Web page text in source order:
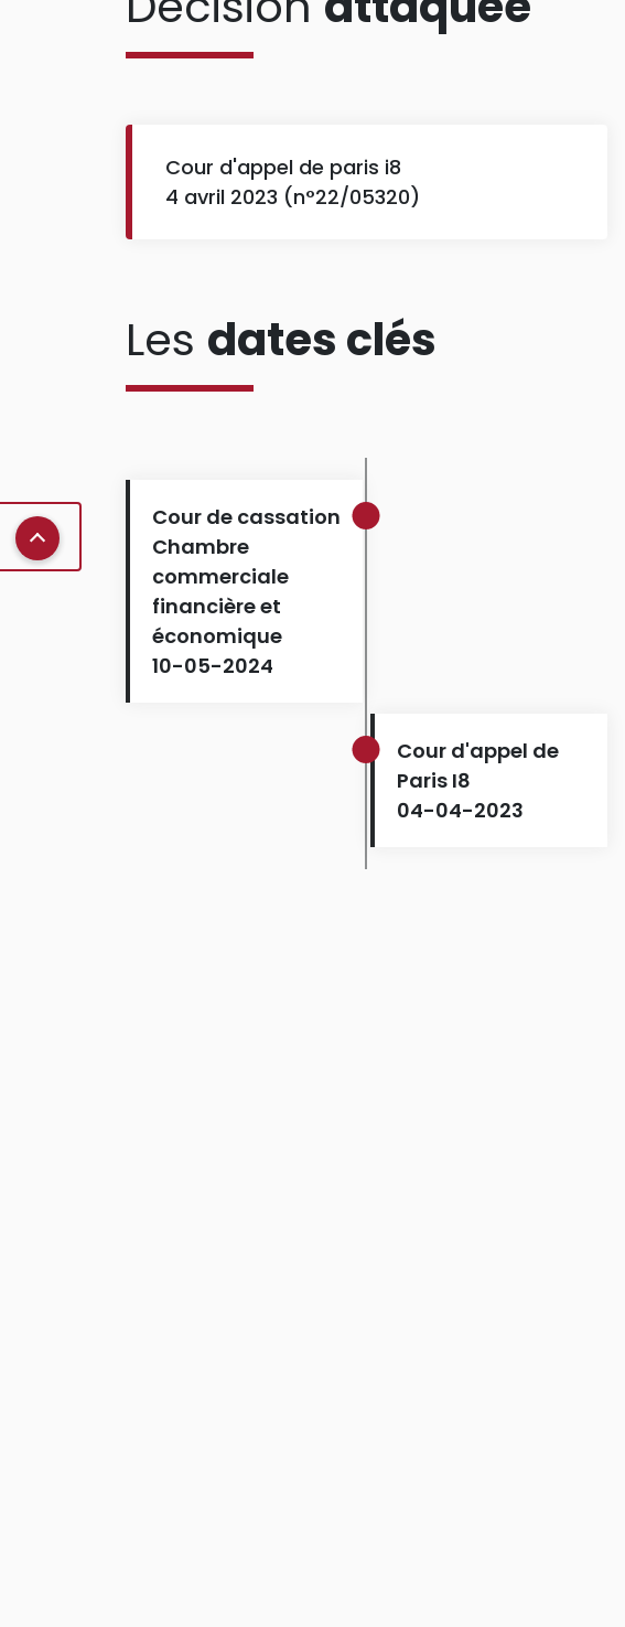
Cour d'appel de paris i8
4 avril 2023 (n°22/05320)
Les dates clés
Cour de cassation
Chambre
commerciale
financière et
économique
10-05-2024
Cour d'appel de
Paris I8
04-04-2023